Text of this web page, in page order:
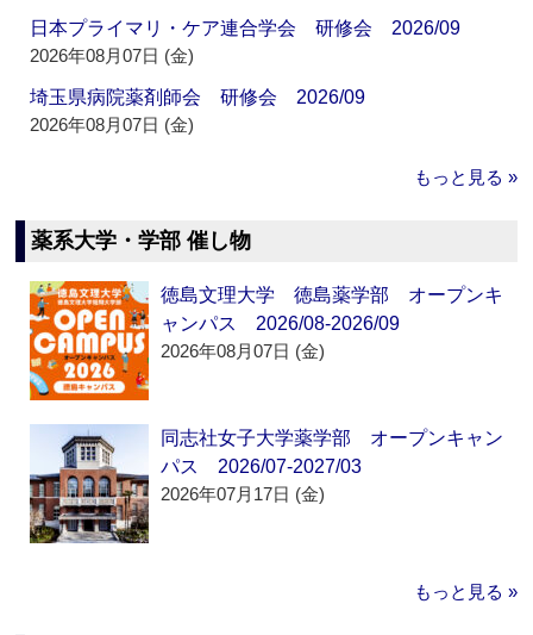
日本プライマリ・ケア連合学会 研修会 2026/09
2026年08月07日 (金)
埼玉県病院薬剤師会 研修会 2026/09
2026年08月07日 (金)
もっと見る »
薬系大学・学部 催し物
徳島文理大学 徳島薬学部 オープンキ
ャンパス 2026/08-2026/09
2026年08月07日 (金)
同志社女子大学薬学部 オープンキャン
パス 2026/07-2027/03
2026年07月17日 (金)
もっと見る »